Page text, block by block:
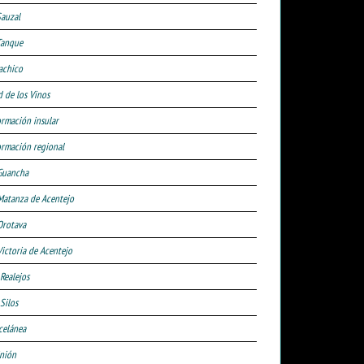
de los Vinos
insular
regional
de Acentejo
de Acentejo